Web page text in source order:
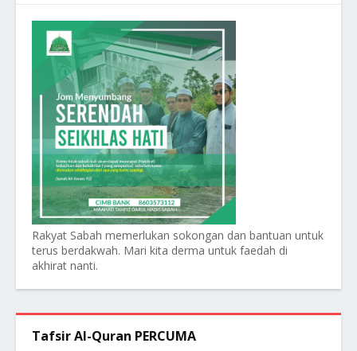
Rakyat Sabah memerlukan sokongan dan bantuan untuk
terus berdakwah. Mari kita derma untuk faedah di
akhirat nanti.
Tafsir Al-Quran PERCUMA